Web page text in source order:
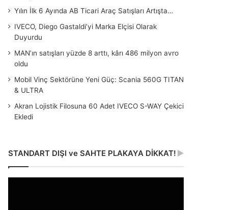
Yılın İlk 6 Ayında AB Ticari Araç Satışları Artışta…
IVECO, Diego Gastaldi’yi Marka Elçisi Olarak
Duyurdu
MAN’ın satışları yüzde 8 arttı, kârı 486 milyon avro
oldu
Mobil Vinç Sektörüne Yeni Güç: Scania 560G TITAN
& ULTRA
Akran Lojistik Filosuna 60 Adet IVECO S-WAY Çekici
Ekledi
STANDART DIŞI ve SAHTE PLAKAYA DİKKAT!